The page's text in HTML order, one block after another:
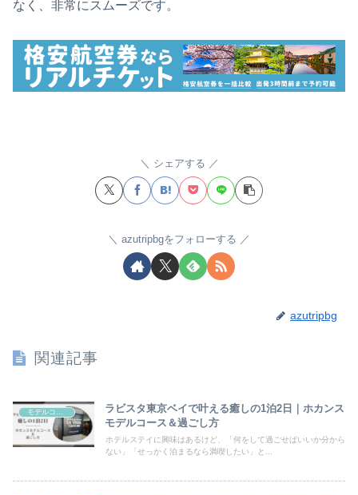
なく、非常にスムーズです。
シェアする
azutripbgをフォローする
azutripbg
関連記事
モデルコース
ラビスタ東京ベイで叶える癒しの1泊2日｜ホカンス
モデルコース＆過ごし方
ホテルステイに興味はあるけど、「何をして過ごせばいいか分から
ない」「せっかく泊まるなら満喫したい」と...